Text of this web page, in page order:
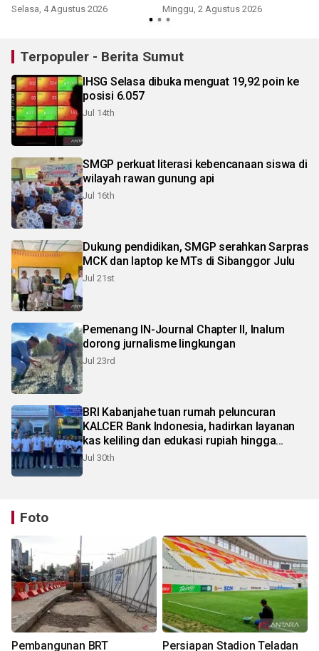
Selasa, 4 Agustus 2026 Minggu, 2 Agustus 2026
Terpopuler - Berita Sumut
IHSG Selasa dibuka menguat 19,92 poin ke
posisi 6.057
Jul 14th
SMGP perkuat literasi kebencanaan siswa di
wilayah rawan gunung api
Jul 16th
Dukung pendidikan, SMGP serahkan Sarpras
MCK dan laptop ke MTs di Sibanggor Julu
Jul 21st
Pemenang IN-Journal Chapter II, Inalum
dorong jurnalisme lingkungan
Jul 23rd
BRI Kabanjahe tuan rumah peluncuran
KALCER Bank Indonesia, hadirkan layanan
kas keliling dan edukasi rupiah hingga
pelosok Karo
Jul 30th
Foto
Pembangunan BRT
Persiapan Stadion Teladan